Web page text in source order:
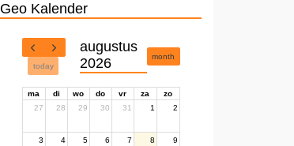
Geo Kalender
today
augustus
2026
month
ma di wo do vr za
zo
27
28 29 30 31 1 2
3 4 5 6 7 8 9